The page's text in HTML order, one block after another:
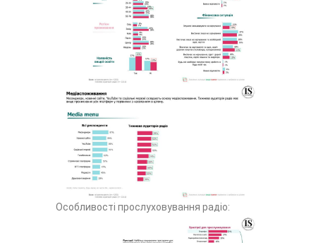
Особливості прослуховування радіо: